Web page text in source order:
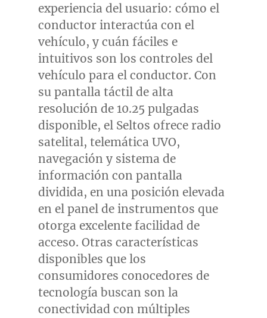
experiencia del usuario: cómo el
conductor interactúa con el
vehículo, y cuán fáciles e
intuitivos son los controles del
vehículo para el conductor. Con
su pantalla táctil de alta
resolución de 10.25 pulgadas
disponible, el Seltos ofrece radio
satelital, telemática UVO,
navegación y sistema de
información con pantalla
dividida, en una posición elevada
en el panel de instrumentos que
otorga excelente facilidad de
acceso. Otras características
disponibles que los
consumidores conocedores de
tecnología buscan son la
conectividad con múltiples